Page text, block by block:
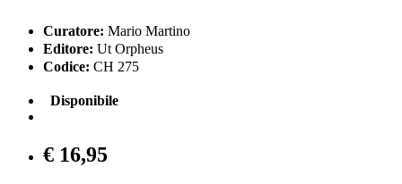
Curatore: Mario Martino
Editore: Ut Orpheus
Codice: CH 275
Disponibile
€ 16,95